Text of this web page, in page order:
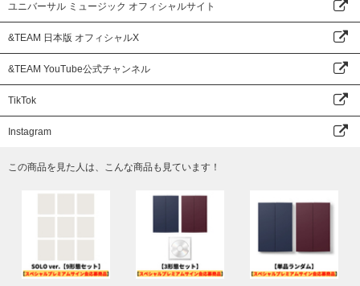
※商品が届かない、受け取れない等の理由を含め、いかなる場合も上記応募
期間以外はご応募いただけません。あらかじめご了承ください。
※商品受取日と上記スケジュールを必ずご自身でご確認の上、ご購入・ご応
募ください。
ご了承ください。
※UNIVERSAL MUSIC STOREでご購入の方は注文時にご登録いただいてい
る「会員情報」がご本人様情報になります。ご注文者様情報とお届け先の情
報が異なる場合はご注意ください。
※本イベントの抽選発表は、抽選システム「chord」を使用いたします。
対象ストアでのご予約、ご購入と同時に自動エントリーとなるため、chord
ah.net＞からのメールが受信できるように、ご利用端末の受信設定をしてお
いてください。
【chordウェブサイト】
https://cdefgah.net/
は、ご購入時に対象ストアで登録された「メールアドレス」および「電話番
号(ハイフンなし)」の入力が必要です。
※chordはスマートフォン・タブレット・PCそれぞれからご利用いただけま
※chordエンコード(本イベント用当落結果ご確認ページ)へは当落発表日時
ユニバーサル ミュージック オフィシャルサイト
&TEAM 日本版 オフィシャルX
&TEAM YouTube公式チャンネル
TikTok
Instagram
この商品を見た人は、こんな商品も見ています！